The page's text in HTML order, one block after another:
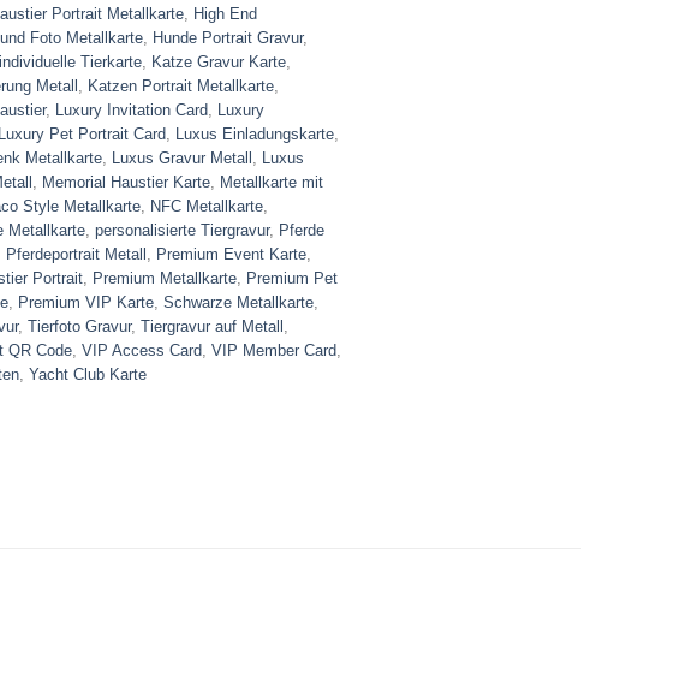
Portrait Metallkarte
High End
Foto Metallkarte Hunde Portrait Gravur,
individuelle Tierkarte Katze Gravur Karte
Metall
Katzen Portrait Metallkarte
, Luxury Invitation Card
Luxury
Luxury Pet Portrait Card Luxus Einladungskarte
Metallkarte
Luxus Gravur Metall
Luxus
Memorial Haustier Karte
Metallkarte mit
Style Metallkarte NFC Metallkarte
Metallkarte personalisierte Tiergravur, Pferde
Pferdeportrait Metall Premium Event Karte
Portrait
Premium Metallkarte
Premium Pet
Premium VIP Karte Schwarze Metallkarte
, Tierfoto Gravur, Tiergravur auf Metall
QR Code VIP Access Card VIP Member Card
Yacht Club Karte